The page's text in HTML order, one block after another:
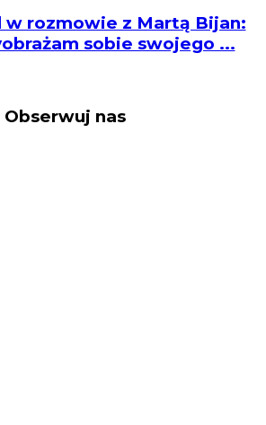
w rozmowie z Martą Bijan:
sobie swojego ...
Obserwuj nas